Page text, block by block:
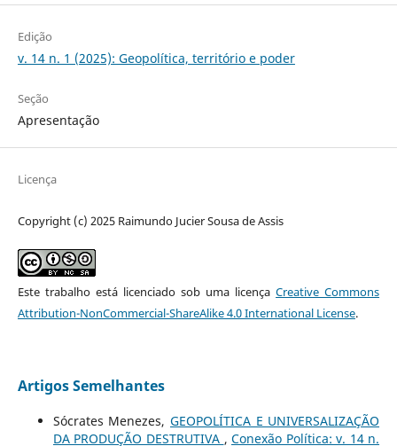
Edição
v. 14 n. 1 (2025): Geopolítica, território e poder
Seção
Apresentação
Licença
Copyright (c) 2025 Raimundo Jucier Sousa de Assis
Este trabalho está licenciado sob uma licençaCreative Commons
Attribution-NonCommercial-ShareAlike 4.0 International License.
Artigos Semelhantes
Sócrates Menezes, GEOPOLÍTICA E UNIVERSALIZAÇÃO
DA PRODUÇÃO DESTRUTIVA ,Conexão Política: v. 14 n.